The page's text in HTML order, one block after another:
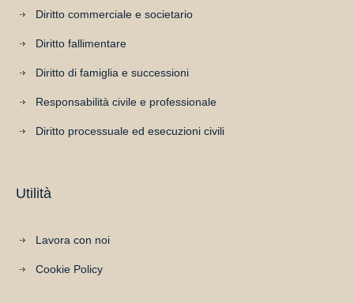
Diritto commerciale e societario
Diritto fallimentare
Diritto di famiglia e successioni
Responsabilità civile e professionale
Diritto processuale ed esecuzioni civili
Utilità
Lavora con noi
Cookie Policy